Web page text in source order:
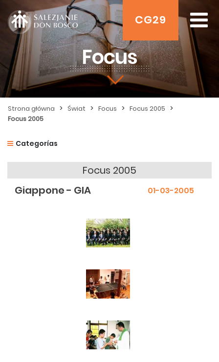
CG29
Focus
Strona główna > Świat > Focus > Focus 2005 >
Focus 2005
Categorías
Focus 2005
Giappone - GIA
01-03-2005